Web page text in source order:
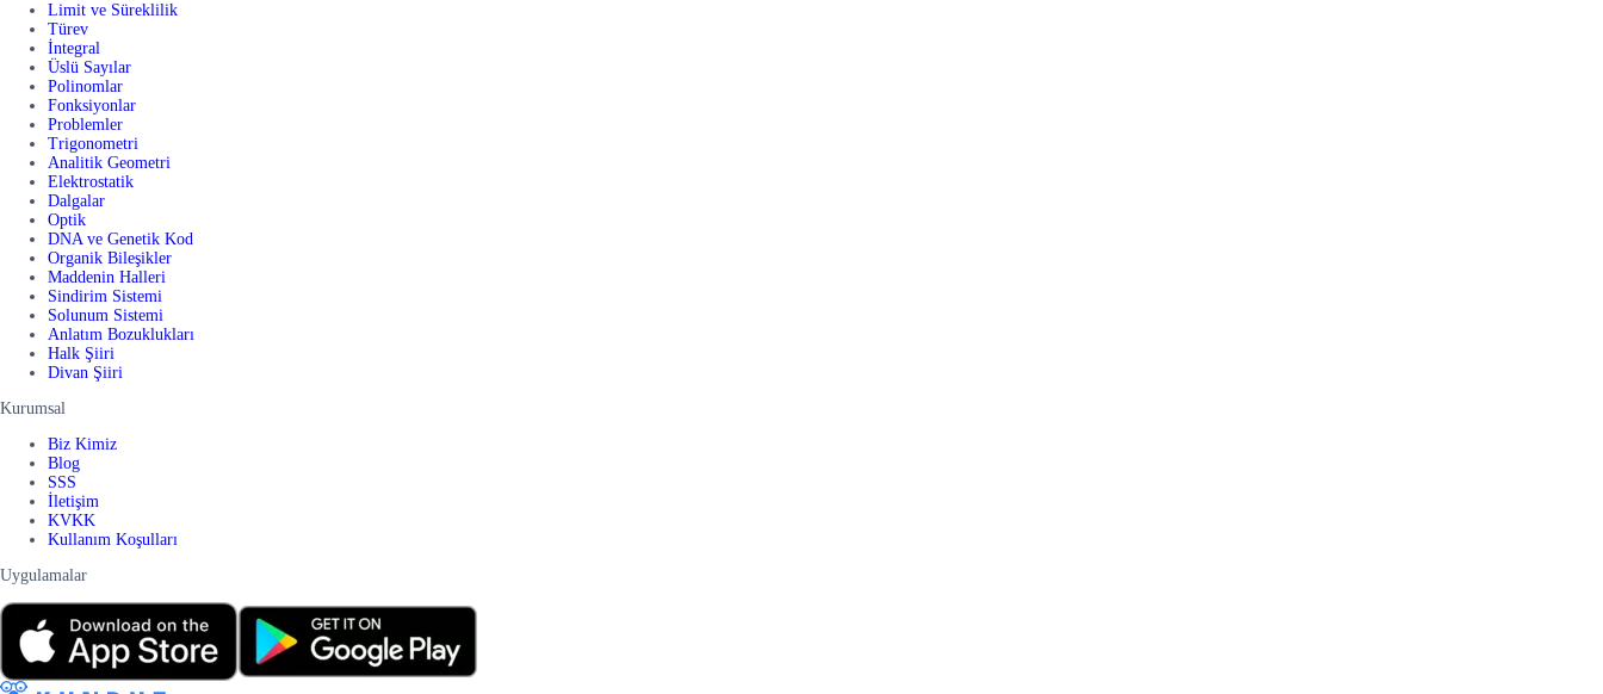
Limit ve Süreklilik
Türev
İntegral
Üslü Sayılar
Polinomlar
Fonksiyonlar
Problemler
Trigonometri
Analitik Geometri
Elektrostatik
Dalgalar
Optik
DNA ve Genetik Kod
Organik Bileşikler
Maddenin Halleri
Sindirim Sistemi
Solunum Sistemi
Anlatım Bozuklukları
Halk Şiiri
Divan Şiiri
Kurumsal
Biz Kimiz
Blog
SSS
İletişim
KVKK
Kullanım Koşulları
Uygulamalar